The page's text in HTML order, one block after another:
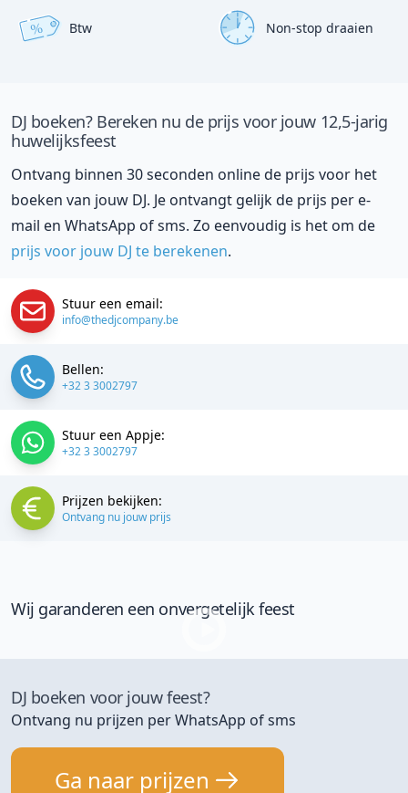
% Btw Non-stop draaien
DJ boeken? Bereken nu de prijs voor jouw 12,5-jarig
huwelijksfeest
Ontvang binnen 30 seconden online de prijs voor het
boeken van jouw DJ. Je ontvangt gelijk de prijs per e-
mail en WhatsApp of sms. Zo eenvoudig is het om de
prijs voor jouw DJ te berekenen.
Stuur een email:
info@thedjcompany.be
Bellen:
+32 3 3002797
Stuur een Appje:
+32 3 3002797
Prijzen bekijken:
Ontvang nu jouw prijs
Wij garanderen een onvergetelijk feest
DJ boeken voor jouw feest?
Ontvang nu prijzen per WhatsApp of sms
Ga naar prijzen